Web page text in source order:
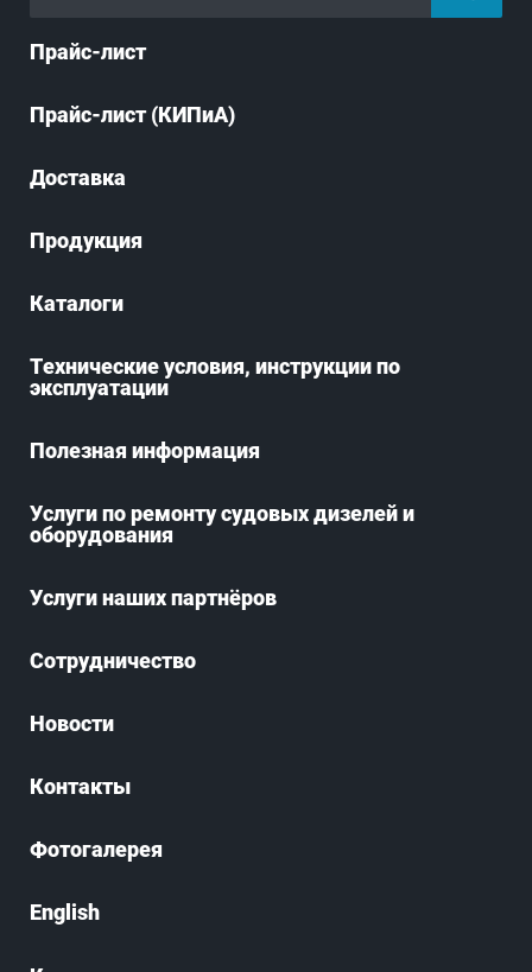
Прайс-лист
Прайс-лист (КИПиА)
Доставка
Продукция
Каталоги
Технические условия, инструкции по
эксплуатации
Полезная информация
Услуги по ремонту судовых дизелей и
оборудования
Услуги наших партнёров
Сотрудничество
Новости
Контакты
Фотогалерея
English